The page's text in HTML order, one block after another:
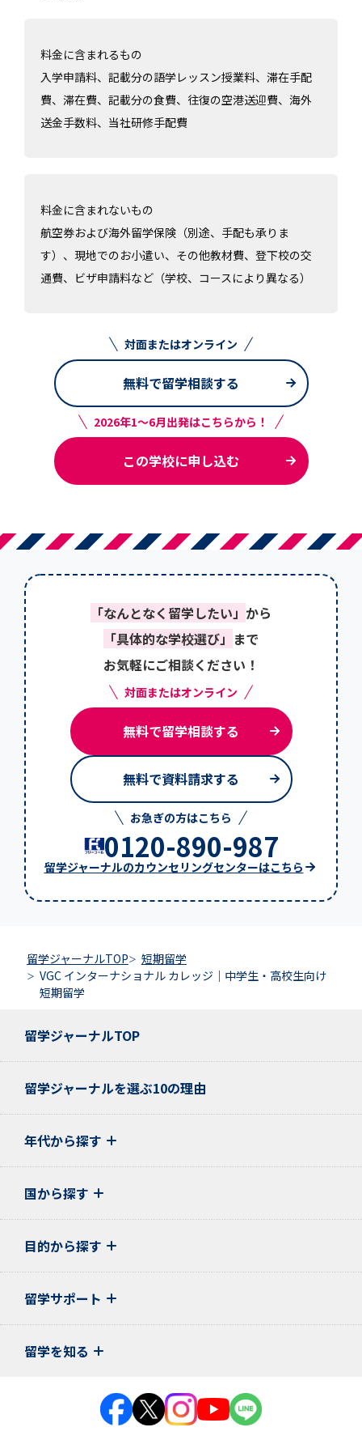
料金に含まれるもの
入学申請料、記載分の語学レッスン授業料、滞在手配
費、滞在費、記載分の食費、往復の空港送迎費、海外
送金手数料、当社研修手配費
料金に含まれないもの
航空券および海外留学保険（別途、手配も承りま
す）、現地でのお小遣い、その他教材費、登下校の交
通費、ビザ申請料など（学校、コースにより異なる）
対面またはオンライン
無料で留学相談する
2026年1～6月出発はこちらから！
この学校に申し込む
「なんとなく留学したい」 から
「具体的な学校選び」 まで
お気軽にご相談ください！
対面またはオンライン
無料で留学相談する
無料で資料請求する
お急ぎの方はこちら
0120-890-987
留学ジャーナルのカウンセリングセンターはこちら
留学ジャーナルTOP
短期留学
VGC インターナショナル カレッジ｜中学生・高校生向け
短期留学
留学ジャーナルTOP
留学ジャーナルを選ぶ10の理由
年代から探す
国から探す
目的から探す
留学サポート
留学を知る